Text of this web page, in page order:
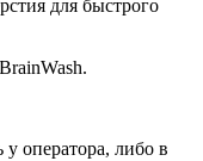
для быстрого
оператора, либо в